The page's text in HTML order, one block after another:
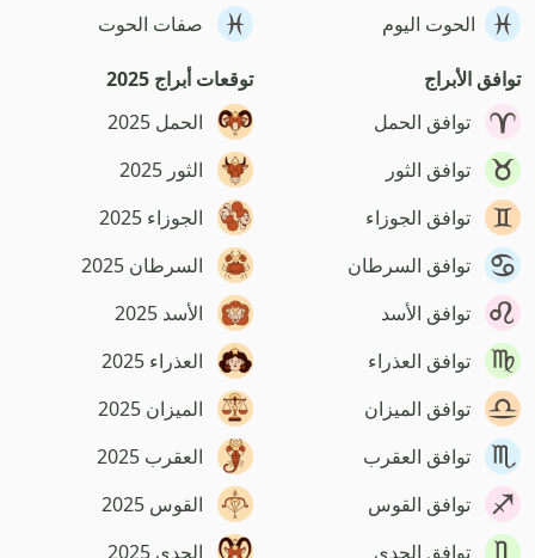
الحوت اليوم
صفات الحوت
توافق الأبراج
توافق الحمل
توافق الثور
توافق الجوزاء
توافق السرطان
توافق الأسد
توافق العذراء
توافق الميزان
توافق العقرب
توافق القوس
توافق الجدي
توقعات أبراج 2025
الحمل 2025
الثور 2025
الجوزاء 2025
السرطان 2025
الأسد 2025
العذراء 2025
الميزان 2025
العقرب 2025
القوس 2025
الجدي 2025